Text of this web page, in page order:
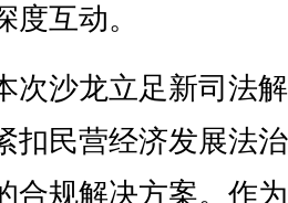
互动。
沙龙立足新司法解
扣民营经济发展法
合规解决方案。作